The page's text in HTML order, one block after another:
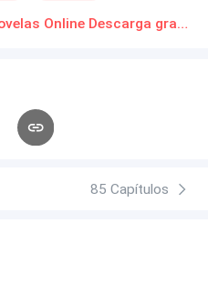
Una Propuesta Millonaria Novelas Online Descarga gratuita de PDF
85 Capítulos